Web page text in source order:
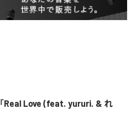
Real Love (feat. yururi. & れ